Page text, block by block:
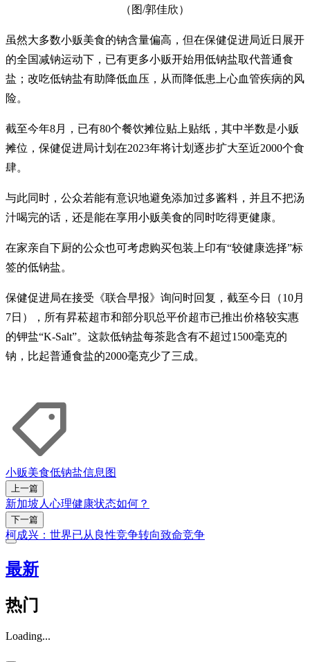
（图/郭佳欣）
虽然大多数小贩美食的钠含量偏高，但在保健促进局近日展开
的全国减钠运动下，已有更多小贩开始用低钠盐取代普通食
盐；改吃低钠盐有助降低血压，从而降低患上心血管疾病的风
险。
截至今年8月，已有80个餐饮摊位贴上贴纸，其中半数是小贩
摊位，保健促进局计划在2023年将计划逐步扩大至近2000个食
肆。
与此同时，公众若能有意识地避免添加过多酱料，并且不把汤
汁喝完的话，还是能在享用小贩美食的同时吃得更健康。
在家亲自下厨的公众也可考虑购买包装上印有“较健康选择”标
签的低钠盐。
保健促进局在接受《联合早报》询问时回复，截至今日（10月
7日），所有昇菘超市和部分职总平价超市已推出价格较实惠
的钾盐“K-Salt”。这款低钠盐每茶匙含有不超过1500毫克的
钠，比起普通食盐的2000毫克少了三成。
小贩美食低钠盐信息图
上一篇
新加坡人心理健康状态如何？
下一篇
柯成兴：世界已从良性竞争转向致命竞争
最新
热门
Loading...